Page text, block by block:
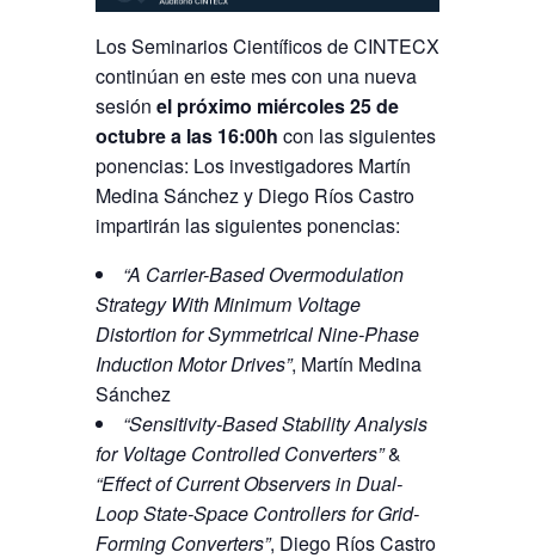
Los Seminarios Científicos de CINTECX
continúan en este mes con una nueva
sesión el próximo miércoles 25 de
octubre a las 16:00h con las siguientes
ponencias: Los investigadores Martín
Medina Sánchez y Diego Ríos Castro
impartirán las siguientes ponencias:
“A Carrier-Based Overmodulation
Strategy With Minimum Voltage
Distortion for Symmetrical Nine-Phase
Induction Motor Drives”, Martín Medina
Sánchez
“Sensitivity-Based Stability Analysis
for Voltage Controlled Converters”&
“Effect of Current Observers in Dual-
Loop State-Space Controllers for Grid-
Forming Converters”, Diego Ríos Castro